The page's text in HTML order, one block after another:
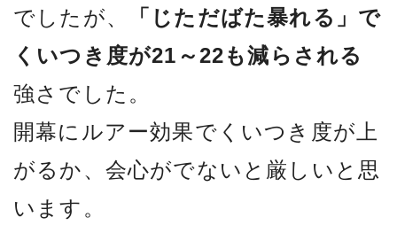
でしたが、
「じただばた暴れる」で
くいつき度が21～22も減らされる
強さでした。
開幕にルアー効果でくいつき度が上
がるか、会心がでないと厳しいと思
います。